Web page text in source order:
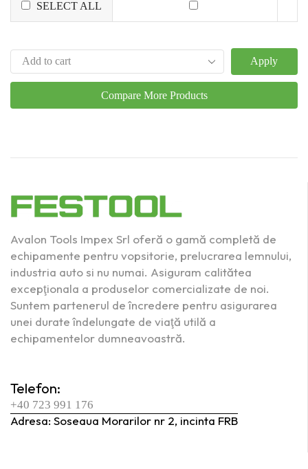
SELECT ALL
Apply
Compare More Products
Avalon Tools Impex Srl oferă o gamă completă de
echipamente pentru vopsitorie, prelucrarea lemnului,
industria auto si nu numai. Asiguram calitătea
excepţionala a produselor comercializate de noi.
Suntem partenerul de încredere pentru asigurarea
unei durate îndelungate de viaţă utilă a
echipamentelor dumneavoastră.
Telefon:
+40 723 991 176
Adresa: Soseaua Morarilor nr 2, incinta FRB